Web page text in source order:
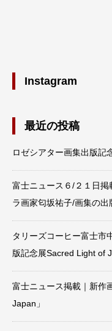
Instagram
最近の投稿
ロゼシアター画集出版記
富士ニュース６/２１日
ラ画家匂坂祐子/画集の出
タリーズコーヒー富士市
版記念展Sacred Light of
富士ニュース掲載｜新作
Japan」